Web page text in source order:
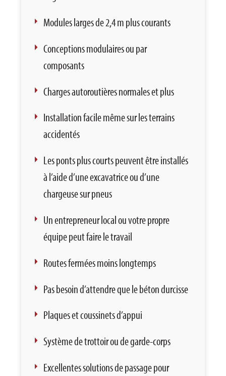
Modules larges de 2,4 m plus courants
Conceptions modulaires ou par
composants
Charges autoroutières normales et plus
Installation facile même sur les terrains
accidentés
Les ponts plus courts peuvent être installés
à l’aide d’une excavatrice ou d’une
chargeuse sur pneus
Un entrepreneur local ou votre propre
équipe peut faire le travail
Routes fermées moins longtemps
Pas besoin d’attendre que le béton durcisse
Plaques et coussinets d’appui
Système de trottoir ou de garde-corps
Excellentes solutions de passage pour